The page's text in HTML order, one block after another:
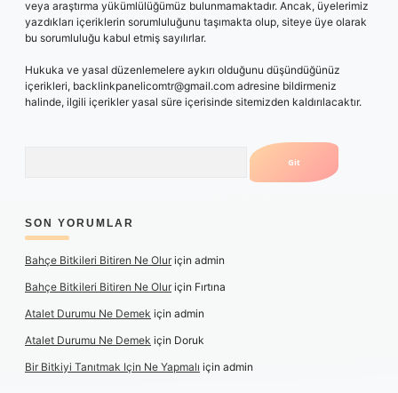
veya araştırma yükümlülüğümüz bulunmamaktadır. Ancak, üyelerimiz
yazdıkları içeriklerin sorumluluğunu taşımakta olup, siteye üye olarak
bu sorumluluğu kabul etmiş sayılırlar.
Hukuka ve yasal düzenlemelere aykırı olduğunu düşündüğünüz
içerikleri, backlinkpanelicomtr@gmail.com adresine bildirmeniz
halinde, ilgili içerikler yasal süre içerisinde sitemizden kaldırılacaktır.
SON YORUMLAR
Bahçe Bitkileri Bitiren Ne Oluriçin admin
Bahçe Bitkileri Bitiren Ne Oluriçin Fırtına
Atalet Durumu Ne Demek için admin
Atalet Durumu Ne Demek için Doruk
Bir Bitkiyi Tanıtmak Için Ne Yapmalı için admin